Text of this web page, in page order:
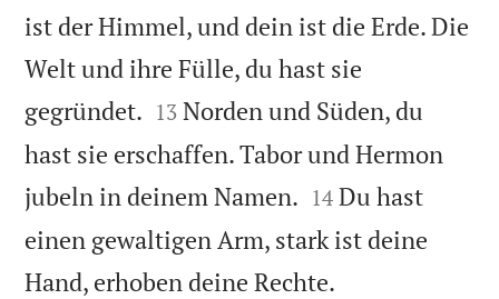
ist der Himmel, und dein ist die Erde. Die
Welt und ihre Fülle, du hast sie
gegründet. 

13 Norden und Süden, du
hast sie erschaffen. Tabor und Hermon
jubeln in deinem Namen. 

14 Du hast
einen gewaltigen Arm, stark ist deine
Hand, erhoben deine Rechte.